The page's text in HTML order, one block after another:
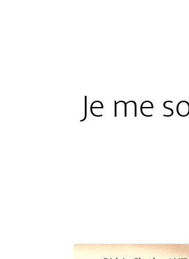
Je me